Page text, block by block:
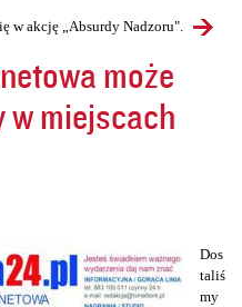
w akcję „Absurdy Nadzoru".
może
miejscach
Dos
taliś
my